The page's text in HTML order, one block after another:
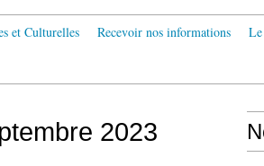
et Culturelles Recevoir nos informations
2023